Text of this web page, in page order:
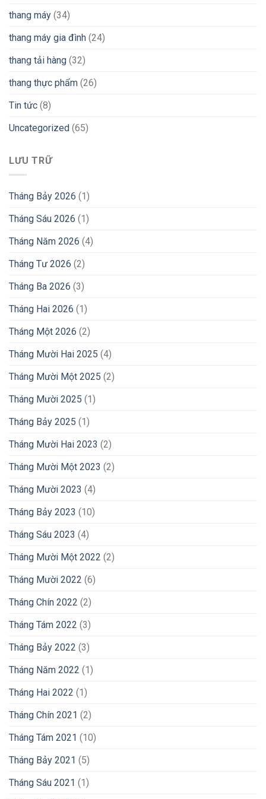
thang máy (34)
thang máy gia đình (24)
thang tải hàng (32)
thang thực phẩm (26)
Tin tức (8)
Uncategorized (65)
LƯU TRỮ
Tháng Bảy 2026 (1)
Tháng Sáu 2026 (1)
Tháng Năm 2026 (4)
Tháng Tư 2026 (2)
Tháng Ba 2026 (3)
Tháng Hai 2026 (1)
Tháng Một 2026 (2)
Tháng Mười Hai 2025 (4)
Tháng Mười Một 2025 (2)
Tháng Mười 2025 (1)
Tháng Bảy 2025 (1)
Tháng Mười Hai 2023 (2)
Tháng Mười Một 2023 (2)
Tháng Mười 2023 (4)
Tháng Bảy 2023 (10)
Tháng Sáu 2023 (4)
Tháng Mười Một 2022 (2)
Tháng Mười 2022 (6)
Tháng Chín 2022 (2)
Tháng Tám 2022 (3)
Tháng Bảy 2022 (3)
Tháng Năm 2022 (1)
Tháng Hai 2022 (1)
Tháng Chín 2021 (2)
Tháng Tám 2021 (10)
Tháng Bảy 2021 (5)
Tháng Sáu 2021 (1)